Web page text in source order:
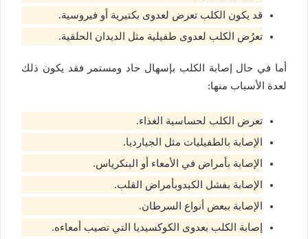
قد يكون الكلب تعرض لعدوى بكتيرية أو فيروسية.
تعرُض الكلب لعدوى طفيلية مثل الديدان الحلقية.
أما في حال إصابة الكلب بإسهال حاد ومستمر فقد يكون ذلك
لعدة الأسباب منها:
تعرض الكلب لحساسية الغذاء.
الإصابة بالطفيليات مثل الجيارديا.
الإصابة بأمراض في الأمعاء أو البنكرياس.
الإصابة بفشل الكبدوبأمراض القلب.
الإصابة ببعض أنواع السرطان.
إصابة الكلب بعدوى الكوكسيديا التي تصيب أمعاءه.